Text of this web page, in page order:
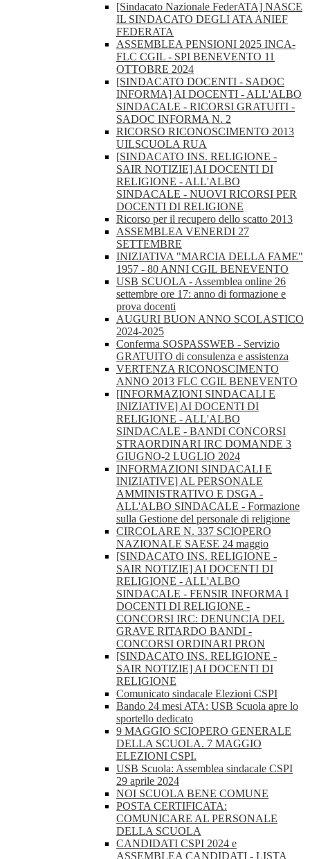
[Sindacato Nazionale FederATA] NASCE
IL SINDACATO DEGLI ATA ANIEF
FEDERATA
ASSEMBLEA PENSIONI 2025 INCA-
FLC CGIL - SPI BENEVENTO 11
OTTOBRE 2024
[SINDACATO DOCENTI - SADOC
INFORMA] AI DOCENTI - ALL'ALBO
SINDACALE - RICORSI GRATUITI -
SADOC INFORMA N. 2
RICORSO RICONOSCIMENTO 2013
UILSCUOLA RUA
[SINDACATO INS. RELIGIONE -
SAIR NOTIZIE] AI DOCENTI DI
RELIGIONE - ALL'ALBO
SINDACALE - NUOVI RICORSI PER
DOCENTI DI RELIGIONE
Ricorso per il recupero dello scatto 2013
ASSEMBLEA VENERDI 27
SETTEMBRE
INIZIATIVA "MARCIA DELLA FAME"
1957 - 80 ANNI CGIL BENEVENTO
USB SCUOLA - Assemblea online 26
settembre ore 17: anno di formazione e
prova docenti
AUGURI BUON ANNO SCOLASTICO
2024-2025
Conferma SOSPASSWEB - Servizio
GRATUITO di consulenza e assistenza
VERTENZA RICONOSCIMENTO
ANNO 2013 FLC CGIL BENEVENTO
[INFORMAZIONI SINDACALI E
INIZIATIVE] AI DOCENTI DI
RELIGIONE - ALL'ALBO
SINDACALE - BANDI CONCORSI
STRAORDINARI IRC DOMANDE 3
GIUGNO-2 LUGLIO 2024
INFORMAZIONI SINDACALI E
INIZIATIVE] AL PERSONALE
AMMINISTRATIVO E DSGA -
ALL'ALBO SINDACALE - Formazione
sulla Gestione del personale di religione
CIRCOLARE N. 337 SCIOPERO
NAZIONALE SAESE 24 maggio
[SINDACATO INS. RELIGIONE -
SAIR NOTIZIE] AI DOCENTI DI
RELIGIONE - ALL'ALBO
SINDACALE - FENSIR INFORMA I
DOCENTI DI RELIGIONE -
CONCORSI IRC: DENUNCIA DEL
GRAVE RITARDO BANDI -
CONCORSI ORDINARI PRON
[SINDACATO INS. RELIGIONE -
SAIR NOTIZIE] AI DOCENTI DI
RELIGIONE
Comunicato sindacale Elezioni CSPI
Bando 24 mesi ATA: USB Scuola apre lo
sportello dedicato
9 MAGGIO SCIOPERO GENERALE
DELLA SCUOLA. 7 MAGGIO
ELEZIONI CSPI.
USB Scuola: Assemblea sindacale CSPI
29 aprile 2024
NOI SCUOLA BENE COMUNE
POSTA CERTIFICATA:
COMUNICARE AL PERSONALE
DELLA SCUOLA
CANDIDATI CSPI 2024 e
ASSEMBLEA CANDIDATI - LISTA